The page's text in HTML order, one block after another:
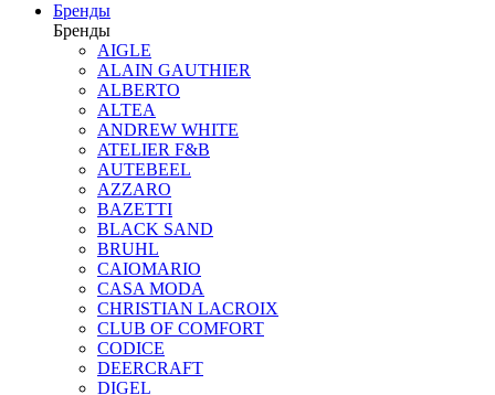
Бренды
Бренды
AIGLE
ALAIN GAUTHIER
ALBERTO
ALTEA
ANDREW WHITE
ATELIER F&B
AUTEBEEL
AZZARO
BAZETTI
BLACK SAND
BRUHL
CAIOMARIO
CASA MODA
CHRISTIAN LACROIX
CLUB OF COMFORT
CODICE
DEERCRAFT
DIGEL